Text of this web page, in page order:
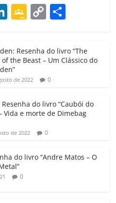
Li
e
dI
G
gl
e
Cl
a
ss
ro
o
C
p
y
Li
k
m
p
h
ar
Resenha do livro “The
the Beast – Um Clássico do
de 2022 0
Resenha do livro “Caubói do
Vida e morte de Dimebag
de 2022 0
do livro “Andre Matos – O
0